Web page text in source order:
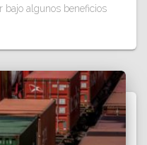
bajo algunos beneficios